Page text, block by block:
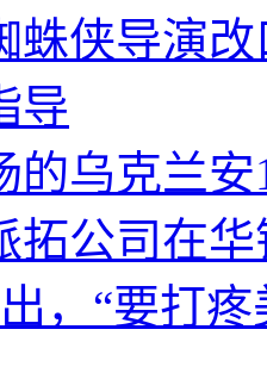
蛛侠导演
导
的乌克兰
拓公司在
，“要打